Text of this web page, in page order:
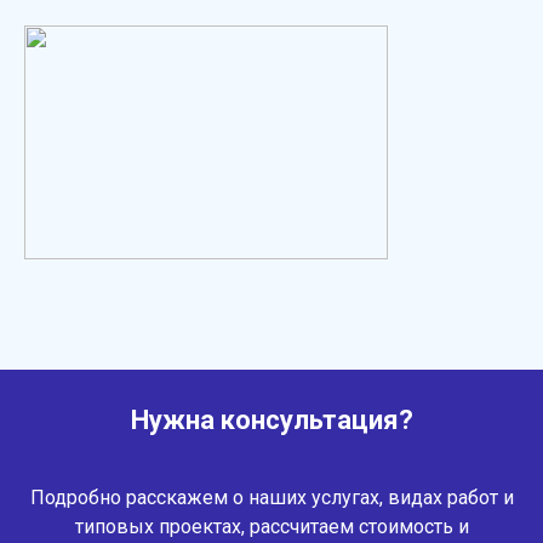
Нужна консультация?
Подробно расскажем о наших услугах, видах работ и
типовых проектах, рассчитаем стоимость и